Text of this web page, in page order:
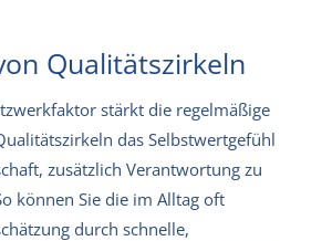
Qualitätszirkeln
stärkt die regelmäßige
das Selbstwertgefühl
zusätzlich Verantwortung zu
können Sie die im Alltag oft
durch schnelle,